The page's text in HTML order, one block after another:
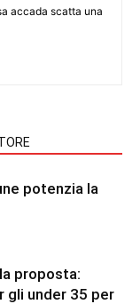
accada scatta una
potenzia la
proposta:
gli under 35 per